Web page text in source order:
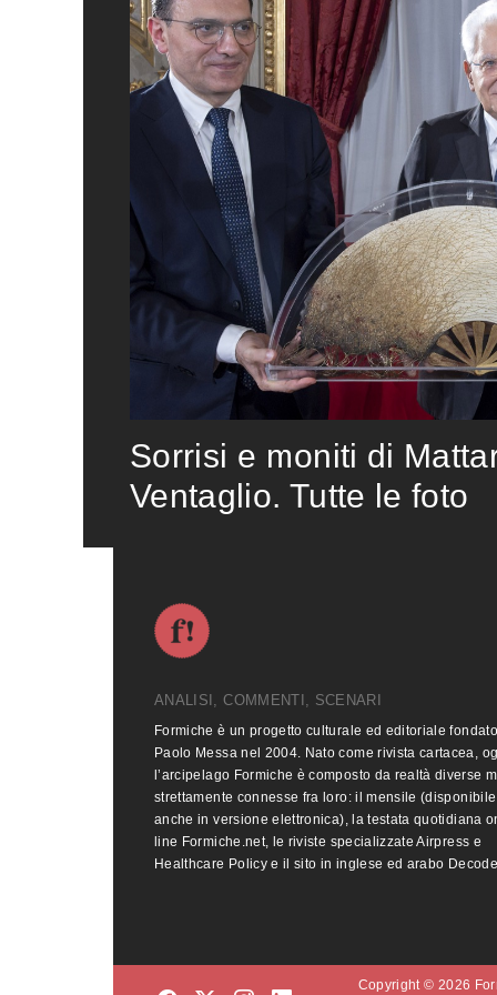
Sorrisi e moniti di
Ventaglio. Tutte le foto
ANALISI, COMMENTI, SCENARI
Formiche è un progetto culturale ed editoriale
Paolo Messa nel 2004. Nato come rivista cartacea,
l’arcipelago Formiche è composto da realtà diverse
strettamente connesse fra loro: il mensile (disponibile
anche in versione elettronica), la testata quotidiana
line Formiche.net, le riviste specializzate Airpress e
Healthcare Policy e il sito in inglese ed arabo
Copyright © 2026